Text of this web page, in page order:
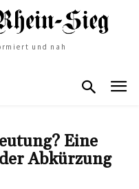
und nah
Eine
Abkürzung